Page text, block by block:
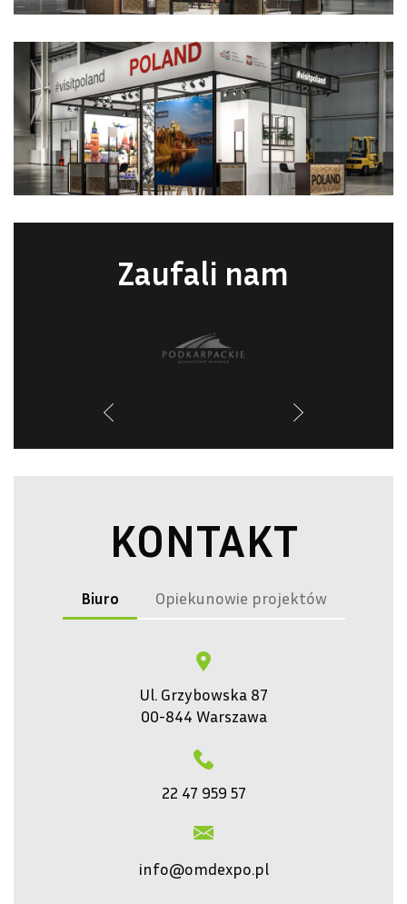
Zaufali nam
KONTAKT
Biuro Opiekunowie projektów
Ul. Grzybowska 87
00-844 Warszawa
22 47 959 57
info@omdexpo.pl